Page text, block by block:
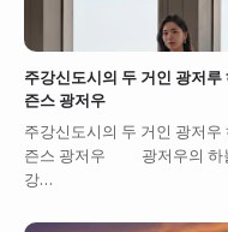
주강신도시의 두 거인 광저
즌스 광저우
주강신도시의 두 거인 광저
즌스 광저우 광저우의 하늘
강…